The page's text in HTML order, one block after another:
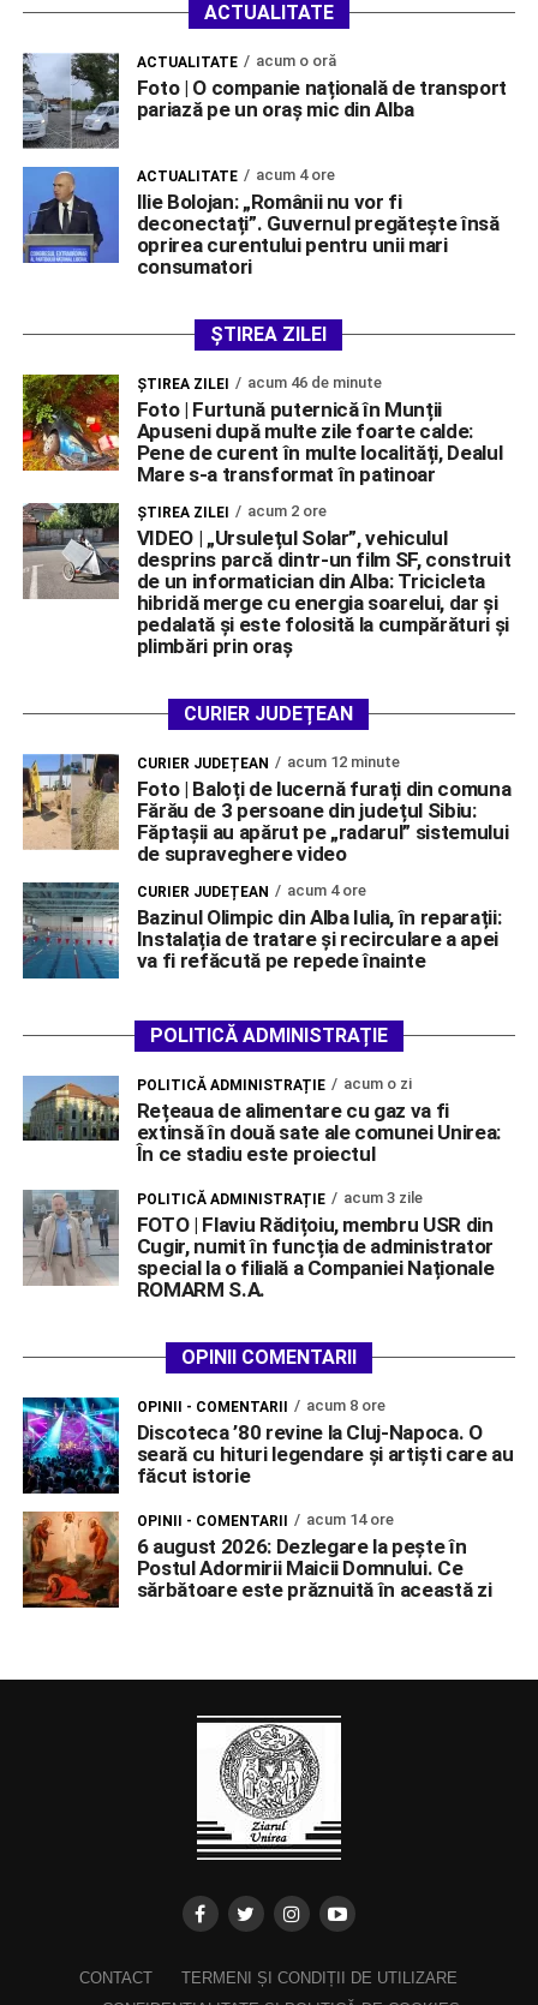
ACTUALITATE
ACTUALITATE acum o oră
Foto | O companie națională de transport
pariază pe un oraș mic din Alba
ACTUALITATE acum 4 ore
Ilie Bolojan: „Românii nu vor fi
deconectați”. Guvernul pregătește însă
oprirea curentului pentru unii mari
consumatori
ȘTIREA ZILEI
ŞTIREA ZILEI acum 46 de minute
Foto | Furtună puternică în Munții
Apuseni după multe zile foarte calde:
Pene de curent în multe localități, Dealul
Mare s-a transformat în patinoar
ŞTIREA ZILEI acum 2 ore
VIDEO | „Ursulețul Solar”, vehiculul
desprins parcă dintr-un film SF, construit
de un informatician din Alba: Tricicleta
hibridă merge cu energia soarelui, dar și
pedalată și este folosită la cumpărături și
plimbări prin oraș
CURIER JUDEȚEAN
CURIER JUDEȚEAN acum 12 minute
Foto | Baloți de lucernă furați din comuna
Fărău de 3 persoane din județul Sibiu:
Făptașii au apărut pe „radarul” sistemului
de supraveghere video
CURIER JUDEȚEAN acum 4 ore
Bazinul Olimpic din Alba Iulia, în reparații:
Instalația de tratare și recirculare a apei
va fi refăcută pe repede înainte
POLITICĂ ADMINISTRAȚIE
POLITICĂ ADMINISTRAȚIE acum o zi
Rețeaua de alimentare cu gaz va fi
extinsă în două sate ale comunei Unirea:
În ce stadiu este proiectul
POLITICĂ ADMINISTRAȚIE acum 3 zile
FOTO | Flaviu Rădițoiu, membru USR din
Cugir, numit în funcția de administrator
special la o filială a Companiei Naționale
ROMARM S.A.
OPINII COMENTARII
OPINII - COMENTARII acum 8 ore
Discoteca ’80 revine la Cluj-Napoca. O
seară cu hituri legendare și artiști care au
făcut istorie
OPINII - COMENTARII acum 14 ore
6 august 2026: Dezlegare la pește în
Postul Adormirii Maicii Domnului. Ce
sărbătoare este prăznuită în această zi
CONTACT
TERMENI ȘI CONDIȚII DE UTILIZARE